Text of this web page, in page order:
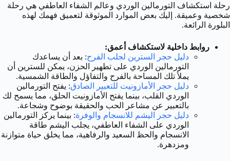
رحلة استكشاف التورمالين الوردي وعالم الشفاء العاطفي هي رحلة
شخصية وعميقة. إليك بعض الموارد الموثوقة لتعميق فهمك لهذه
البلورة الرائعة.
روابط داخلية لاستكشاف أعمق:
دليل حجر السترين لجلب الفرح: بعد أن يساعدك
التورمالين الوردي على تطهير الحزن، يمكن للسترين أن
يملأ تلك المساحة بالفرح والتفاؤل والطاقة الشمسية.
دليل حجر الأمازونيت للتعبير الصادق: يفتح التورمالين
الوردي القلب، بينما يفتح الأمازونيت الحلق، مما يسمح لك
بالتعبير عن مشاعر الحب والحقيقة بوضوح وشجاعة.
دليل حجر اليشم للانسجام والوفرة: بينما يركز التورمالين
الوردي على الشفاء العاطفي، يجلب اليشم طاقة
الانسجام والحظ السعيد والرفاهية، مما يخلق حياة متوازنة
ومزدهرة.